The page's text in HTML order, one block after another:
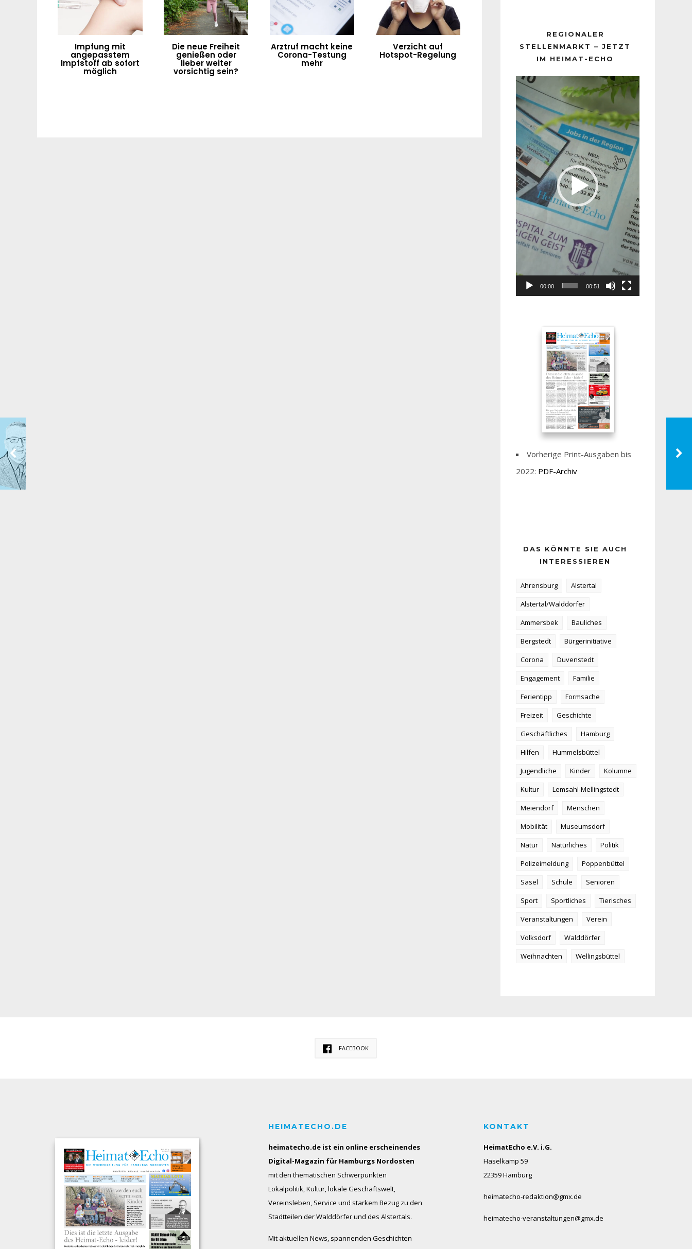
Impfung mit
angepasstem
Impfstoff ab sofort
möglich
Die neue Freiheit
genießen oder
lieber weiter
vorsichtig sein?
Arztruf macht keine
Corona-Testung
mehr
Verzicht auf
Hotspot-Regelung
REGIONALER
STELLENMARKT – JETZT
IM HEIMAT-ECHO
Player
00:00 00:51
Vorherige Print-Ausgaben bis
2022: PDF-Archiv
DAS KÖNNTE SIE AUCH
INTERESSIEREN
Ahrensburg
Alstertal
Alstertal/Walddörfer
Ammersbek
Bauliches
Bergstedt
Bürgerinitiative
Corona
Duvenstedt
Engagement
Familie
Ferientipp
Formsache
Freizeit
Geschichte
Geschäftliches
Hamburg
Hilfen
Hummelsbüttel
Jugendliche
Kinder
Kolumne
Kultur
Lemsahl-Mellingstedt
Meiendorf
Menschen
Mobilität
Museumsdorf
Natur
Natürliches
Politik
Polizeimeldung
Poppenbüttel
Sasel
Schule
Senioren
Sport
Sportliches
Tierisches
Veranstaltungen
Verein
Volksdorf
Walddörfer
Weihnachten
Wellingsbüttel
FACEBOOK
HEIMATECHO.DE
heimatecho.de ist ein online erscheinendes
Digital-Magazin für Hamburgs Nordosten
mit den thematischen Schwerpunkten
Lokalpolitik, Kultur, lokale Geschäftswelt,
Vereinsleben, Service und starkem Bezug zu den
Stadtteilen der Walddörfer und des Alstertals.
Mit aktuellen News, spannenden Geschichten
KONTAKT
HeimatEcho e.V. i.G.
Haselkamp 59
22359 Hamburg
heimatecho-redaktion@gmx.de
heimatecho-veranstaltungen@gmx.de